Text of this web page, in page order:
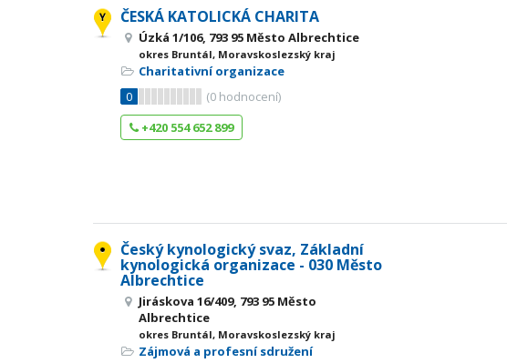
ČESKÁ KATOLICKÁ CHARITA
Úzká 1/106, 793 95 Město Albrechtice
okres Bruntál, Moravskoslezský kraj
Charitativní organizace
0
(0 hodnocení)
+420 554 652 899
Český kynologický svaz, Základní
kynologická organizace - 030 Město
Albrechtice
Jiráskova 16/409, 793 95 Město
Albrechtice
okres Bruntál, Moravskoslezský kraj
Zájmová a profesní sdružení